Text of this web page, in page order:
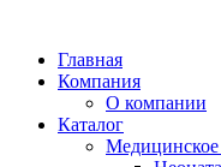
Главная
Компания
О компании
Каталог
Медицинское